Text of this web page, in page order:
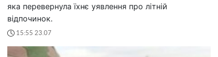
яка перевернула їхнє уявлення про літній
відпочинок.
15:55 23.07